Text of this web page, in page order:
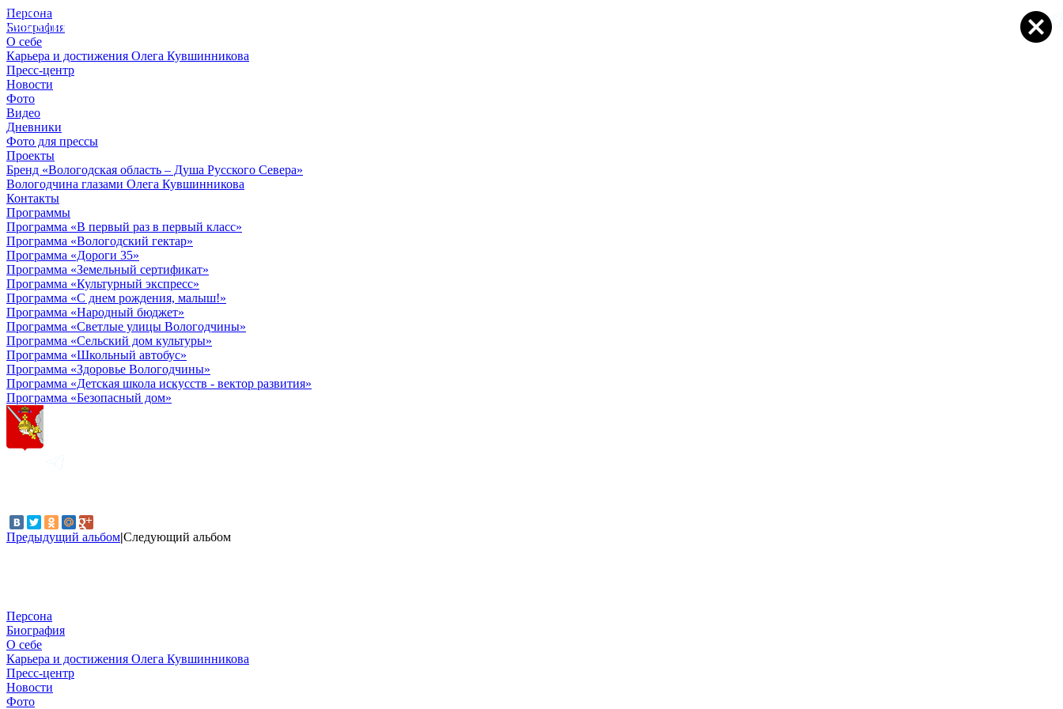
Персона
Биография
О себе
Карьера и достижения Олега Кувшинникова
Пресс-центр
Новости
Фото
Видео
Дневники
Фото для прессы
Проекты
Бренд «Вологодская область – Душа Русского Севера»
Вологодчина глазами Олега Кувшинникова
Контакты
Программы
Программа «В первый раз в первый класс»
Программа «Вологодский гектар»
Программа «Дороги 35»
Программа «Земельный сертификат»
Программа «Культурный экспресс»
Программа «С днем рождения, малыш!»
Программа «Народный бюджет»
Программа «Светлые улицы Вологодчины»
Программа «Сельский дом культуры»
Программа «Школьный автобус»
Программа «Здоровье Вологодчины»
Программа «Детская школа искусств - вектор развития»
Программа «Безопасный дом»
Предыдущий альбом|Следующий альбом
© 2012 - 2023,
КУВШИННИКОВ О.А.
Персона
Биография
О себе
Карьера и достижения Олега Кувшинникова
Пресс-центр
Новости
Фото